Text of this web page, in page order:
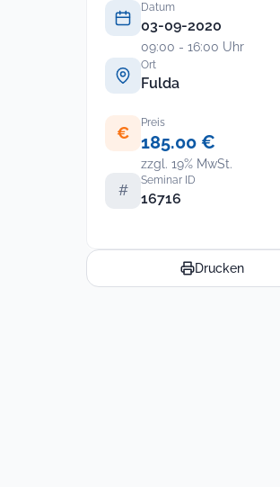
Datum
03-09-2020
09:00 - 16:00 Uhr
Ort
Fulda
€
Preis
185.00 €
zzgl. 19% MwSt.
#
Seminar ID
16716
Drucken